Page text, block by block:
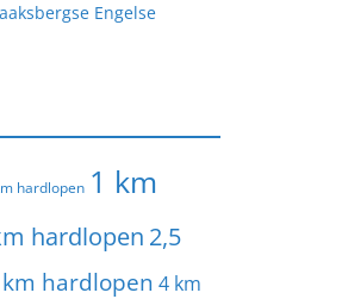
Engelse
hardlopen 1 km
hardlopen 2,5
hardlopen 4 km